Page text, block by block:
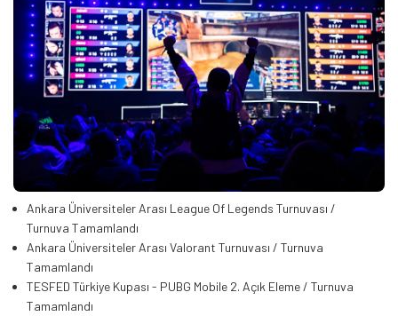
Ankara Üniversiteler Arası League Of Legends Turnuvası /
Turnuva Tamamlandı
Ankara Üniversiteler Arası Valorant Turnuvası / Turnuva
Tamamlandı
TESFED Türkiye Kupası - PUBG Mobile 2. Açık Eleme / Turnuva
Tamamlandı